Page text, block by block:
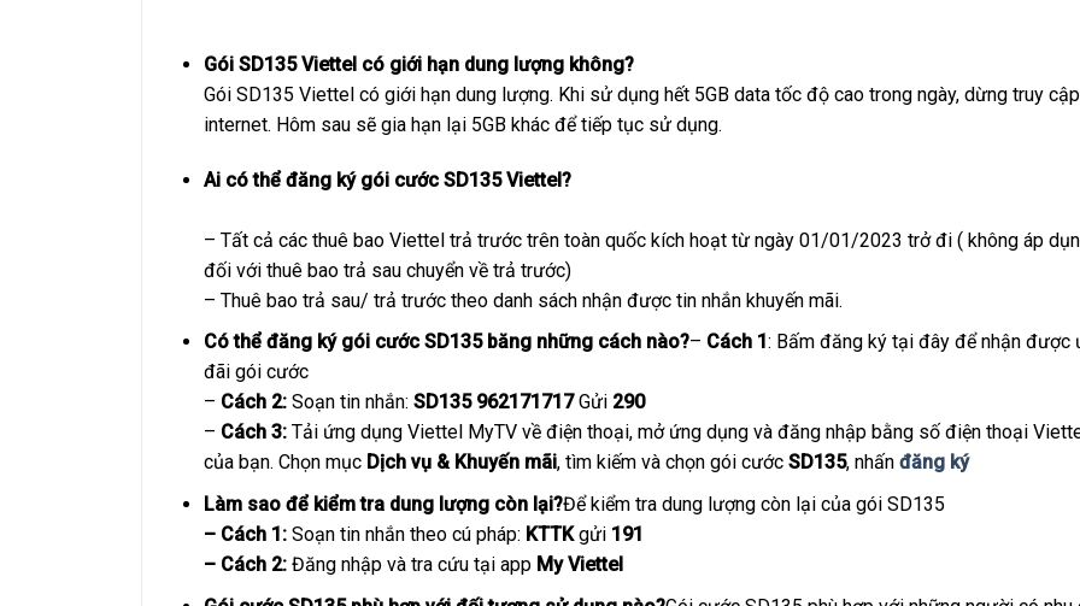
Gói SD135 Viettel có giới hạn dung lượng không?
Gói SD135 Viettel có giới hạn dung lượng. Khi sử dụng hết 5GB data tốc độ cao trong ngày, dừng truy cập
internet. Hôm sau sẽ gia hạn lại 5GB khác để tiếp tục sử dụng.
Ai có thể đăng ký gói cước SD135 Viettel?
– Tất cả các thuê bao Viettel trả trước trên toàn quốc kích hoạt từ ngày 01/01/2023 trở đi ( không áp
đối với thuê bao trả sau chuyển về trả trước)
– Thuê bao trả sau/ trả trước theo danh sách nhận được tin nhắn khuyến mãi.
Có thể đăng ký gói cước SD135 băng những cách nào?– Cách 1 : Bấm đăng ký tại đây để nhận được
đãi gói cước
– Cách 2:Soạn tin nhắn: SD135 962171717Gửi 290
– Cách 3:Tải ứng dụng Viettel MyTV về điện thoại, mở ứng dụng và đăng nhập bằng số điện thoại
của bạn. Chọn mục Dịch vụ & Khuyến mãi, tìm kiếm và chọn gói cước SD135, nhấn đăng ký
Làm sao để kiểm tra dung lượng còn lại?Để kiểm tra dung lượng còn lại của gói SD135
– Cách 1:Soạn tin nhắn theo cú pháp: KTTKgửi 191
– Cách 2:Đăng nhập và tra cứu tại app My Viettel